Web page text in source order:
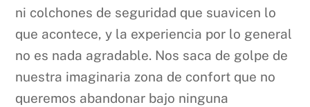
ni colchones de seguridad que suavicen lo
que acontece, y la experiencia por lo general
no es nada agradable. Nos saca de golpe de
nuestra imaginaria zona de confort que no
queremos abandonar bajo ninguna